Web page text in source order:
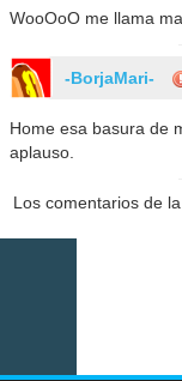
WooOoO me llama
-BorjaMari-
Home esa basura de
aplauso.
Los comentarios de